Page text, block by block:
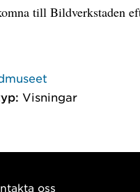
till Bildverkstaden
Visningar
oss